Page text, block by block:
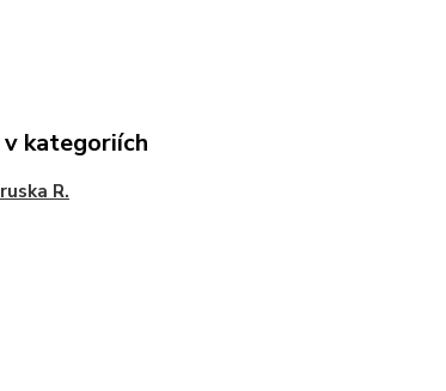
kategoriích
R.